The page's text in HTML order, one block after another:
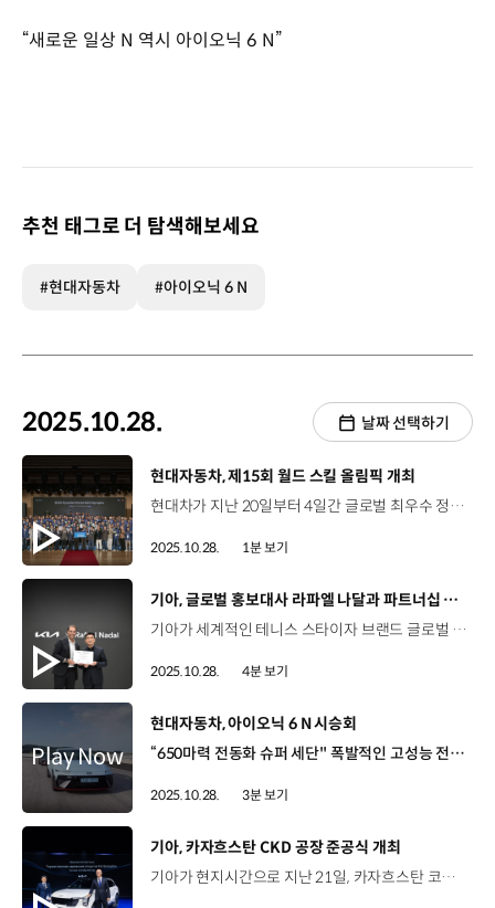
“새로운 일상 N 역시 아이오닉 6 N”
추천 태그로 더 탐색해보세요
#현대자동차 #아이오닉 6 N
2025.10.28. 날짜 선택하기
[동영상]
현대자동차, 제15회 월드 스킬 올림픽 개최
현대차가 지난 20일부터 4일간 글로벌 최우수 정비사를 선발하는 제15회 월드 스킬 올림픽을 개최했습니다. 천안글로벌러닝센터에서 개최된 이번 월드 스킬 올림픽에는 총 50개국, 75명의 현대차 정비사들이 참가했는데요. 내연기관차, 전기차, 상용차 등 3개 부문에서 각각 필기와 실기 전형을 치르며 치열한 경쟁을 펼쳤습니다. 3개 부문 통합 최고 득점자인 그랜드 챔피언의 영광은 도비다스 콜(미국)이 차지했고 부문별 성적 순으로 각각 금은동 메달리스트가 결정됐습니다. 현대차는 앞으로도 지속적인 글로벌 경진 대회를 통해 정비사들의 격려하고 적극 지원해 나갈 계획입니다.
2025.10.28. 1분 보기
[동영상]
기아, 글로벌 홍보대사 라파엘 나달과 파트너십 연장
기아가 세계적인 테니스 스타이자 브랜드 글로벌 홍보대사인 라파엘 나달과의 공식 후원 파트너십을 연장합니다. 기아는 지난 23일, ‘기아 언플러그드 그라운드’에서 송호성 사장, 라파엘 나달, 국내 주니어 테니스 선수 등이 참석한 가운데 공식 후원 파트너십을 연장하는 조인식을 개최했는데요. 기아는 라파엘 나달이 보인 열정과 도전 정신이 기아 브랜드 철학과 맞닿아 2004년 후원을 시작해 올해로 21년째 파트너십을 지속해 오고 있습니다. 이번 조인식에서 송호성 사장과 라파엘 나달은 새롭게 이어질 파트너십의 의미를 담은 명판에 서명하며, 단순 후원을 넘어 지속 가능한 가치를 공유하는 파트너십으로 발전하도록 노력할 것을 약속했습니다. 송호성 사장 / 기아오늘 우리는 나달 선수와 또 하나의 여정이 시작됨을 발표하고자 합니다. 오늘 이 자리는 단순한 파트너십 연장 발표가 아닌, 기아와 나달이 함께 써 내려온 21년의 감동적인 순간들을 회상하며, 앞으로 더 많은 사람들에게 긍정적인 영감을 주겠다는 새로운 다짐의 시작입니다. 기아도 멈추지 않고 끊임없이 고객들과 영감을 공유할 것입니다. 기아와 라파엘 나달이 계속해 나갈 여정에 많은 기대와 응원을 부탁드립니다. 라파엘 나달 / 기아 글로벌 홍보대사기아는 항상 제 곁에서 지원해줬습니다. 기아는 제가 하는 프로젝트와 재단활동 등 모든 면에서 제가 필요로 하는 도움을 줬습니다. 개인적으로도, 선수로서도 기아라는 글로벌 브랜드를 홍보할 수 있었던 건 저에게 큰 의미였습니다. 기아와의 파트너십을 매우 자랑스럽게 생각합니다. 기아는 12년 만에 이뤄진 라파엘 나달의 이번 방한을 맞아 다양한 행사도 마련했는데요. 국내 테니스 유망주들을 초청해 나달이 설립한 전문 양성 기관의 코치진으로부터 직접 트레이닝을 받을 수 있는 ‘기아 주니어 테니스 프로그램’도 진행했습니다. 또한 기아와 라파엘 나달의 새로운 여정을 축하하는 의미로 국내 테니스 팬과 인플루언서들이 함께 하는 파티 콘셉트의 행사도 열었습니다. 서산 책임매니저 / 기아EV혁신사업전략팀나달 선수도 가까이서 보고 나달 선수에게 질문도 하고 대화를 나눌 수 있는 기회가 있어서 너무 좋았습니다. 박재홍 상무 / 기아 마케팅커뮤니케이션실기아의 스포츠 스폰서십은 함께 성장하고 함께 도전하며 함께 영감을 나누는 여정이며 나달 선수와의 오랜 파트너십은 그 상징적인 사례입니다. 한편, 파트너십 연장 조인식이 열린 기아 언플러그드 그라운드는 오는 11월 9일까지 기아와 나달 간의 파트너십 역사와 미래를 직접 보고 체험할 수 있는 팝업 공간으로 운영될 예정입니다.
2025.10.28. 4분 보기
[동영상]
현대자동차, 아이오닉 6 N 시승회
“650마력 전동화 슈퍼 세단" 폭발적인 고성능 전기차 ‘아이오닉 6 N’을 직접 체험해볼 수 있는 시간 아이오닉 6 N 미디어 시승회 - 태안 HMG Driving Experience Center 10월 23일(목) ~ 24일(금) 동호회와 인플루언서, 48개 미디어 초청 시승회 EV에 새로운 감각을 담은 아이오닉 6 N 주행 성능과 상품성 체험 일반 도로 시승 코스와 HMG DXC 센터 내 체험 코스로 진행 [일반 도로] 시승 - 태안 HMG DXC센터 간월도 [고성능 특화 USP] 체험 - 코너브레이킹, 6 N 카빙, 드래그 체험, N 드리프트 등 [서킷 체험] 마른노면 서킷 및 젖은노면 서킷 주행 “0→100 km/h 단 3.2초”의 가속력을 가진 아이오닉 6 N 아이오닉 6 N의 고성능을 체험할 수 있었던 다양한 코스 주행 “폭발적인 가속, 순식간에 몰입되는 운전감” 박성완 기자 / CBS 노컷뉴스 인터뷰차를 타면서 급 코너링도 많이 해봤는데 (코너링을) 하면 할수록 되게 과감해지고 그래서 ‘이 차를 믿고서 코너를 크게 돌아도 되겠구나’ 생각해서 코너링 할 때가 아주 재미있었고요. 또 고속으로 가속을 할 때도 아주 인상적인 성능 잘 경험했습니다. 민준식 기자 / 교통뉴스일단 차를 정말로 좋아하는 사람들이 심혈을 기울여서 진짜 다 갈아 넣어서 만들었구나 하는 걸 곳곳에서 느낄 수가 있었습니다. 제가 원하는 대로 잘 돌아 나가 줬고 또 원하는 대로 잘 서줬고 또 승차감도 좋았습니다. 아이오닉 6 N은 트랙에서 재미있게 갖고 놀면서도 매일같이 학교 애들 데려다 주고 장 보러 가고, 데일리 드라이빙도 되는 정말 완벽한 육각형 차가 아닌가 그런 생각이 듭니다. 아이오닉 6 N 고성능 주행 체험 후 가진 라이브 QA 화려한 퍼포먼스를 보여준 아이오닉 6 N 개발 담당자들에게 쏟아지는 질문들 박준우 상무 / 현대자동차 N매니지먼트실장아이오닉 6 N은 외관 디자인도 정말 좋지만 공도에서 시승을 할 때도, 트랙에서 운전을 할 때도 굉장히 다른 매력들을 각각 보여줄 수 있는 차이기 때문에 고객분들의 반응도 뜨거울 것이라고 생각하고 있습니다. 이와 함께 아이오닉 6 N 라인업 및 퍼포먼스 파츠 전시 현대 N이 직접 설계하고 제작한 N 튜닝 파츠 매일 탈 수 있는 고성능 거침없는 즐거움 “새로운 일상 N 역시 아이오닉 6 N”
2025.10.28. 3분 보기
[동영상]
기아, 카자흐스탄 CKD 공장 준공식 개최
기아가 현지시간으로 지난 21일, 카자흐스탄 코스타나이에서 CKD 합작 공장 준공식을 개최했습니다. 이날 준공식에는 송호성 기아 사장과 로만 스클야르 카자흐스탄 제1부총리를 비롯한 현지 정부 인사, 파트너사 관계자들이 참석했습니다. 전체 부지 면적 63만㎡에 달하는 기아 카자흐스탄 CKD 공장 건설에는 총 3억1천만 달러가 투자됐으며, 연간 최대 7만 대 생산능력을 바탕으로 쏘렌토, 스포티지 등 주요 차종을 양산할 계획인데요. 기아는 추후 생산 모델을 확대하고 이를 통해 중앙아시아 지역 내에서의 입지를 더욱 강화해 나갈 예정입니다.